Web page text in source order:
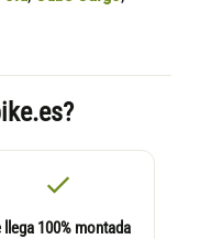
llega 100% montada